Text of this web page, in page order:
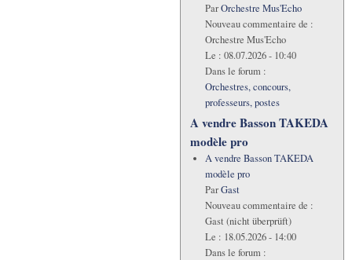
ParOrchestre Mus'Echo
Nouveau commentaire de :
Orchestre Mus'Echo
Le : 08.07.2026 - 10:40
Dans le forum :
Orchestres, concours,
professeurs, postes
A vendre Basson TAKEDA
modèle pro
A vendre Basson TAKEDA
modèle pro
ParGast
Nouveau commentaire de :
Gast (nicht überprüft)
Le : 18.05.2026 - 14:00
Dans le forum :